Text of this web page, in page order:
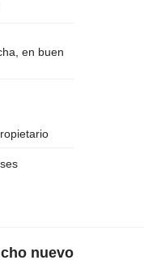
en buen
nuevo